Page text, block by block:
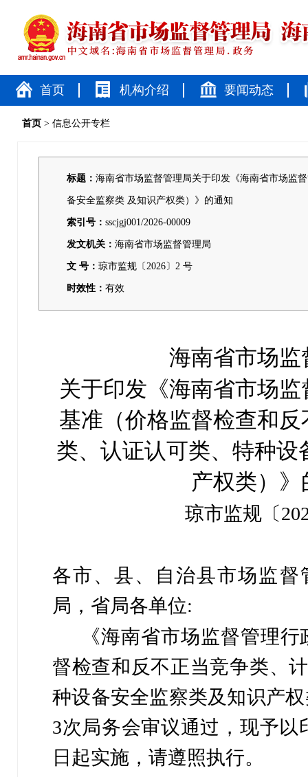
首页 机构介绍 要闻动态
首页 > 信息公开专栏
标题： 海南省市场监督管理局关于印发《海南省市场监
备安全监察类 及知识产权类）》的通知
索引号： sscjgj001/2026-00009
发文机关： 海南省市场监督管理局
文 号： 琼市监规〔2026〕2 号
时效性： 有效
海南省市场监
关于印发《海南省市场
基准（价格监督检查和
类、认证认可类、特种设
产权类）》
琼市监规〔
各市、县、自治县市场监
局，省局各单位:
《海南省市场监督管理
督检查和反不正当竞争类、
种设备安全监察类及知识产
3次局务会审议通过， 现予以
日起实施，请遵照执行。